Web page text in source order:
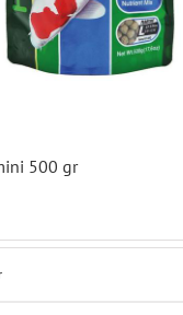
500 gr